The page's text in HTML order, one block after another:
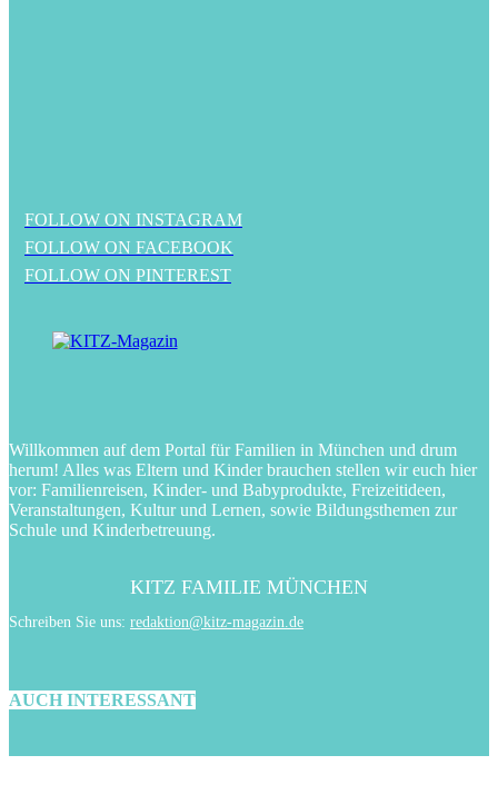
FOLLOW ON INSTAGRAM
FOLLOW ON FACEBOOK
FOLLOW ON PINTEREST
Willkommen auf dem Portal für Familien in München und drum
herum! Alles was Eltern und Kinder brauchen stellen wir euch hier
vor: Familienreisen, Kinder- und Babyprodukte, Freizeitideen,
Veranstaltungen, Kultur und Lernen, sowie Bildungsthemen zur
Schule und Kinderbetreuung.
KITZ FAMILIE MÜNCHEN
Schreiben Sie uns: redaktion@kitz-magazin.de
AUCH INTERESSANT